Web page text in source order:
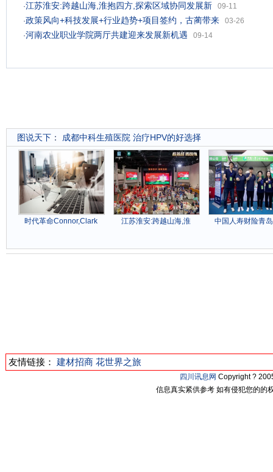
·江苏淮安:跨越山海,淮抱四方,探索区域协同发展新
09-11
·政策风向+科技发展+行业趋势+项目签约，古蔺带来
03-26
·河南农业职业学院两厅共建迎来发展新机遇 09-14
图说天下 ： 成都中科生殖医院 治疗HPV的好选择
时代革命Connor,Clark 江苏淮安:跨越山海,淮 中国人寿财险青
友情链接： 建材招商 花世界之旅
四川讯息网 Copyright ?
信息真实紧供参考 如有侵犯您的的